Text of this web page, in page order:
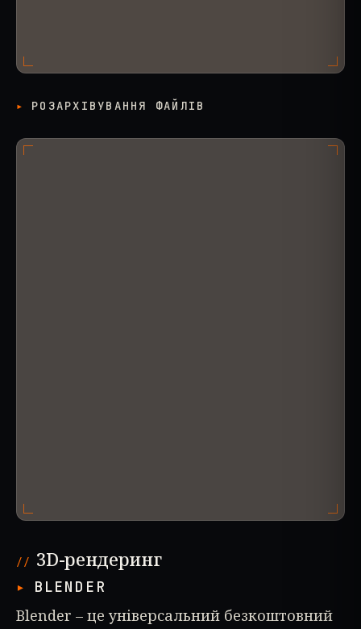
РОЗАРХІВУВАННЯ ФАЙЛІВ
3D-рендеринг
BLENDER
Blender – це універсальний безкоштовний